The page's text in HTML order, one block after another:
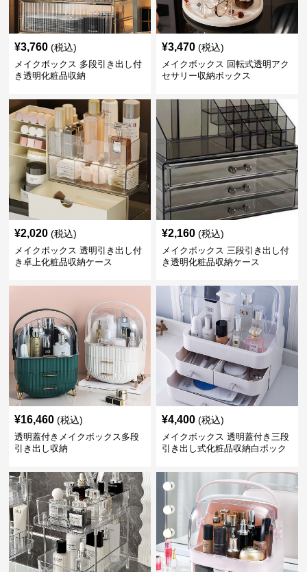
¥3,760 (税込)
メイクボックス 多段引き出し付
き透明化粧品収納
¥3,470 (税込)
メイクボックス 回転式透明アク
セサリー収納ボックス
¥2,020 (税込)
メイクボックス 透明引き出し付
き卓上化粧品収納ケース
¥2,160 (税込)
メイクボックス 三段引き出し付
き透明化粧品収納ケース
¥16,460 (税込)
透明蓋付きメイクボックス多段
引き出し収納
¥4,400 (税込)
メイクボックス 透明蓋付き三段
引き出し式化粧品収納白ボック